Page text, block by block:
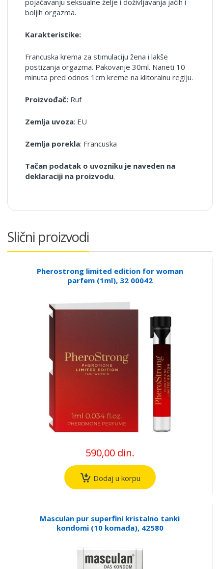
pojačavanju seksualne želje i doživljavanja jačih i
boljih orgazma.
Karakteristike:
Francuska krema za stimulaciju žena i lakše
postizanja orgazma. Pakovanje 30ml. Naneti 10
minuta pred odnos 1cm kreme na klitoralnu regiju.
Proizvođač: Ruf
Zemlja uvoza: EU
Zemlja porekla: Francuska
Tačan podatak o uvozniku je naveden na
deklaraciji na proizvodu.
Slični proizvodi
Pherostrong limited edition for woman
parfem (1ml), 32 00042
590,00 din.
Dodaj u korpu
Masculan pur superfini kristalno tanki
kondomi (10 komada), 42580